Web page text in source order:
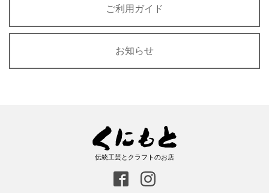
ご利用ガイド
お知らせ
伝統工芸とクラフトのお店